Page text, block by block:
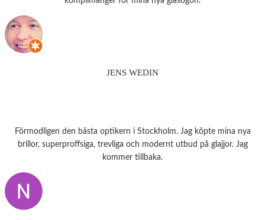
JENS WEDIN
Förmodligen den bästa optikern i Stockholm. Jag köpte mina nya
brillor, superproffsiga, trevliga och modernt utbud på glajjor. Jag
kommer tillbaka.